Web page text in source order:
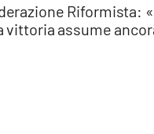
Riformista:
vittoria assume